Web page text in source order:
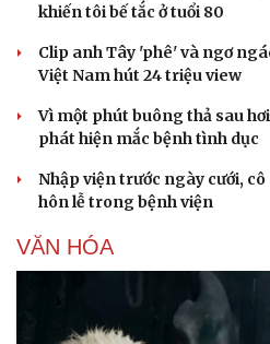
khiến tôi bế tắc ở tuổi 80
Clip anh Tây 'phê' và ngơ
Việt Nam hút 24 triệu view
Vì một phút buông thả sau
phát hiện mắc bệnh tình dục
Nhập viện trước ngày cưới,
hôn lễ trong bệnh viện
VĂN HÓA